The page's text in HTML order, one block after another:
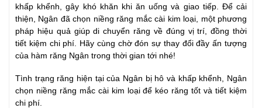
khấp khểnh, gây khó khăn khi ăn uống và giao tiếp. Để cải
thiện, Ngân đã chọn niềng răng mắc cài kim loại, một phương
pháp hiệu quả giúp di chuyển răng về đúng vị trí, đồng thời
tiết kiệm chi phí. Hãy cùng chờ đón sự thay đổi đầy ấn tượng
của hàm răng Ngân trong thời gian tới nhé!
Tình trạng răng hiện tại của Ngân bị hô và khấp khểnh, Ngân
chọn niềng răng mắc cài kim loại để kéo răng tốt và tiết kiệm
chi phí.